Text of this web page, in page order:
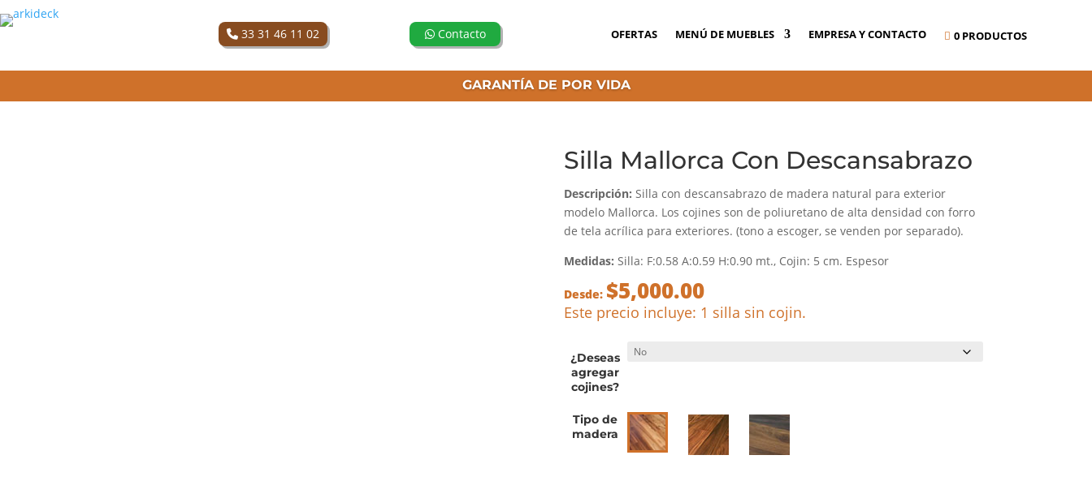
33 31 46 11 02 Contacto OFERTAS MENÚ DE MUEBLES EMPRESA Y CONTACTO 0 PRODUCTOS
GARANTÍA DE POR VIDA
Silla Mallorca Con Descansabrazo
Descripción: Silla con descansabrazo de madera natural para exterior
modelo Mallorca. Los cojines son de poliuretano de alta densidad con forro
de tela acrílica para exteriores. (tono a escoger, se venden por separado).
Medidas: Silla: F:0.58 A:0.59 H:0.90 mt., Cojin: 5 cm. Espesor
Desde: $5,000.00
Este precio incluye: 1 silla sin cojin.
¿Deseas
agregar
cojines?
Tipo de
madera